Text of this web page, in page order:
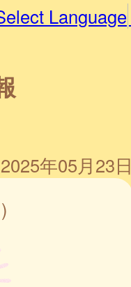
Language
2025年05月23日